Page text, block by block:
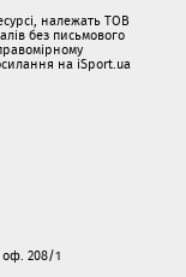
належать ТОВ
без письмового
на iSport.ua
оф. 208/1